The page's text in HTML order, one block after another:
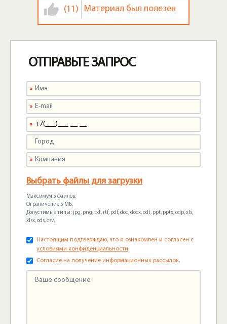
(11) Материал был полезен
ОТПРАВЬТЕ ЗАПРОС
Выбрать файлы для загрузки
Максимум 5 файлов.
Ограничение 5 МБ.
Допустимые типы: jpg, png, txt, rtf, pdf, doc, docx, odt, ppt, pptx, odp, xls,
xlsx, ods, csv.
Настоящим подтверждаю, что я ознакомлен и согласен с
условиями конфиденциальности.
Согласие на получение информационных рассылок.